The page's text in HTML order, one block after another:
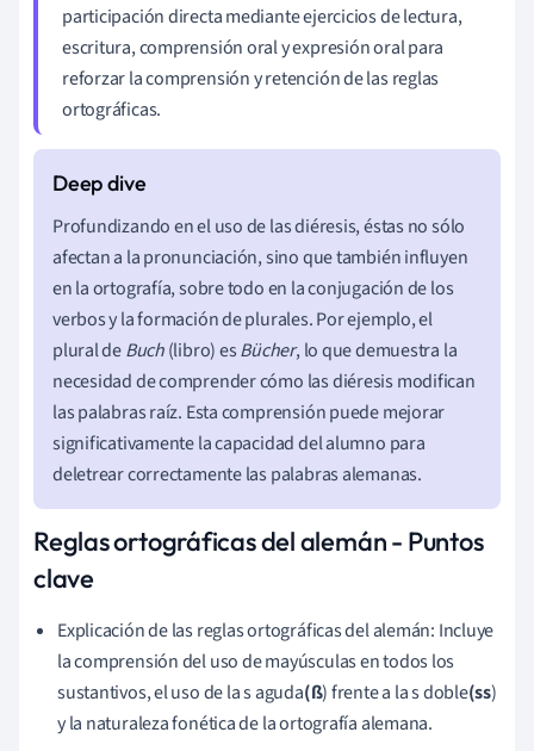
participación directa mediante ejercicios de lectura,
escritura, comprensión oral y expresión oral para
reforzar la comprensión y retención de las reglas
ortográficas.
Profundizando en el uso de las diéresis, éstas no sólo
afectan a la pronunciación, sino que también influyen
en la ortografía, sobre todo en la conjugación de los
verbos y la formación de plurales. Por ejemplo, el
plural deBuch(libro) esBücher, lo que demuestra la
necesidad de comprender cómo las diéresis modifican
las palabras raíz. Esta comprensión puede mejorar
significativamente la capacidad del alumno para
deletrear correctamente las palabras alemanas.
Reglas ortográficas del alemán - Puntos
clave
Explicación de las reglas ortográficas del alemán: Incluye
la comprensión del uso de mayúsculas en todos los
sustantivos, el uso de la s aguda(ß) frente a la s doble(ss)
y la naturaleza fonética de la ortografía alemana.